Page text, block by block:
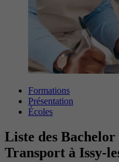
Formations
Présentation
Écoles
Liste des Bachelor
Transport à Issy-